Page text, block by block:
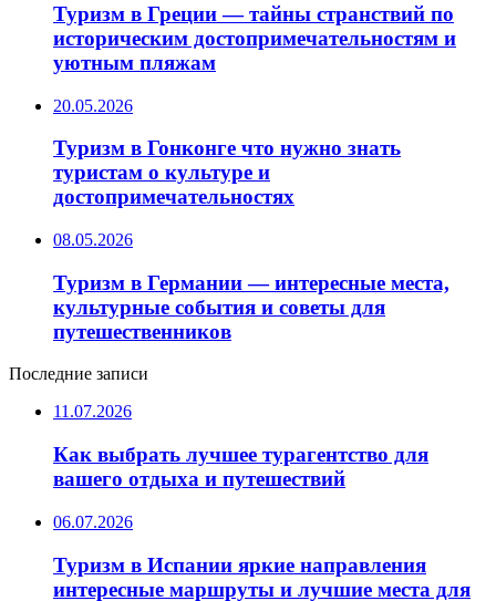
Туризм в Греции — тайны странствий по
историческим достопримечательностям и
уютным пляжам
20.05.2026
Туризм в Гонконге что нужно знать
туристам о культуре и
достопримечательностях
08.05.2026
Туризм в Германии — интересные места,
культурные события и советы для
путешественников
Последние записи
11.07.2026
Как выбрать лучшее турагентство для
вашего отдыха и путешествий
06.07.2026
Туризм в Испании яркие направления
интересные маршруты и лучшие места для